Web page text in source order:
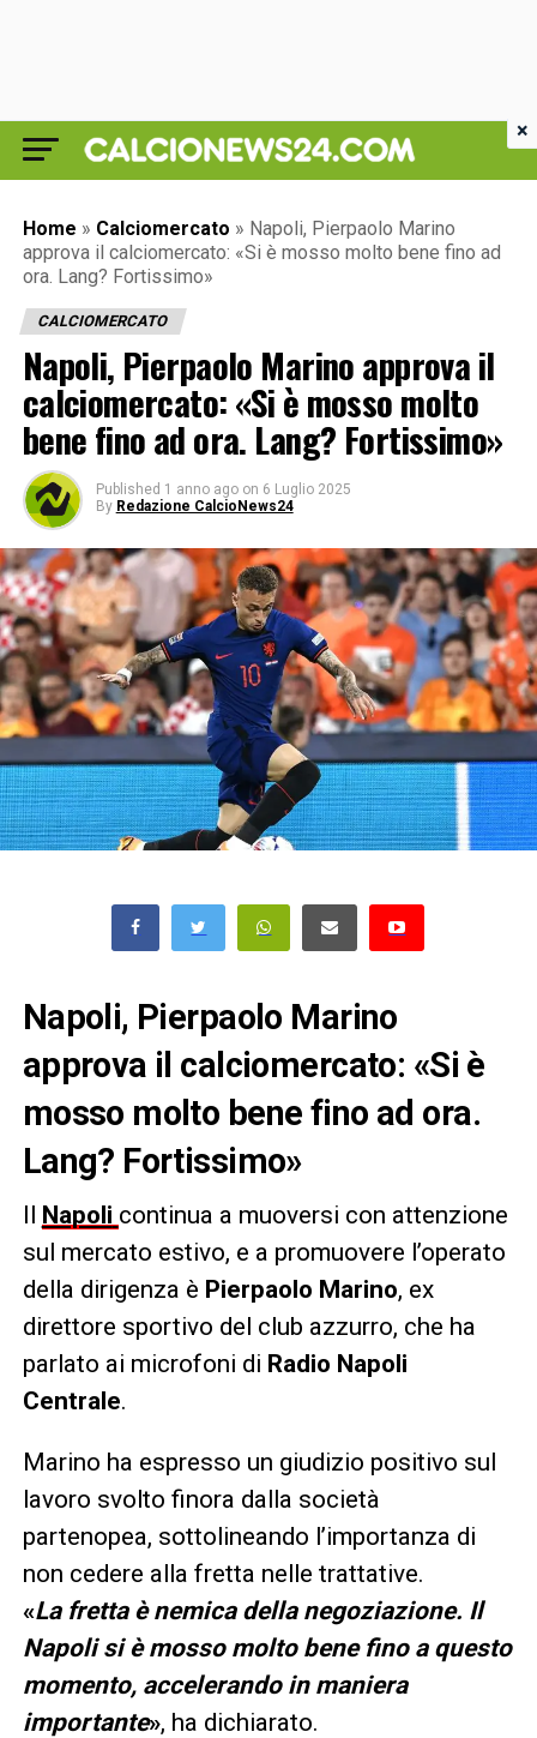
Home » Calciomercato » Napoli, Pierpaolo Marino
approva il calciomercato: «Si è mosso molto bene fino ad
ora. Lang? Fortissimo»
CALCIOMERCATO
Napoli, Pierpaolo Marino approva il
calciomercato: «Si è mosso molto
bene fino ad ora. Lang? Fortissimo»
Published 1 anno ago on 6 Luglio 2025
By Redazione CalcioNews24
Napoli, Pierpaolo Marino
approva il calciomercato: «Si è
mosso molto bene fino ad ora.
Lang? Fortissimo»
Il Napoli continua a muoversi con attenzione
sul mercato estivo, e a promuovere l’operato
della dirigenza è Pierpaolo Marino, ex
direttore sportivo del club azzurro, che ha
parlato ai microfoni di Radio Napoli
Centrale.
Marino ha espresso un giudizio positivo sul
lavoro svolto finora dalla società
partenopea, sottolineando l’importanza di
non cedere alla fretta nelle trattative.
«La fretta è nemica della negoziazione. Il
Napoli si è mosso molto bene fino a questo
momento, accelerando in maniera
importante», ha dichiarato.
×